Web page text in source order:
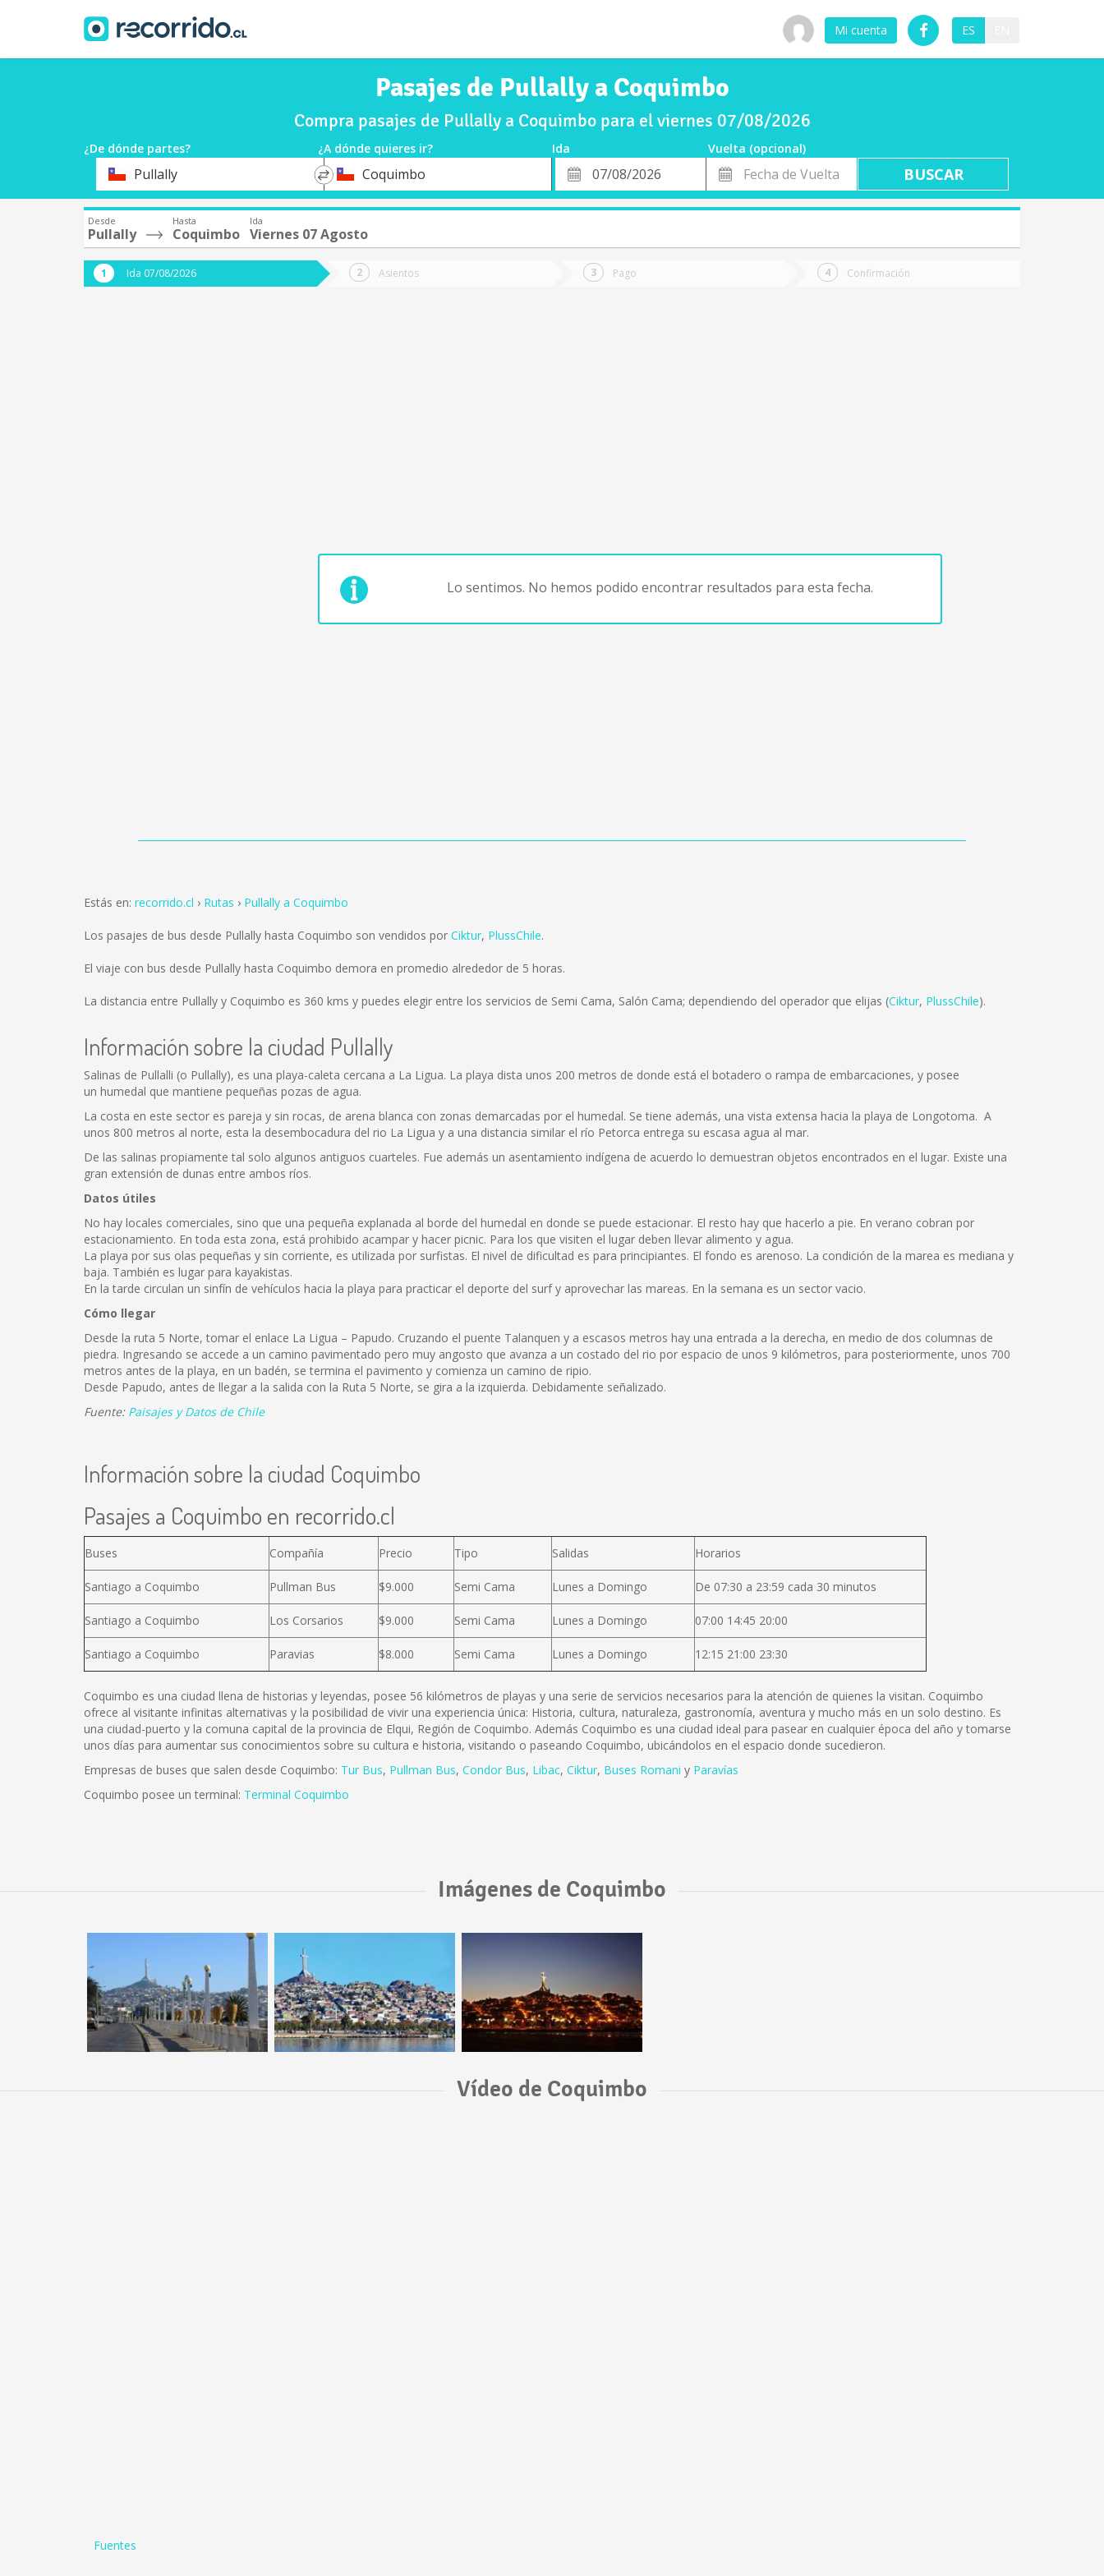
Mi cuenta ES
Pasajes de Pullally a Coquimbo
Compra pasajes de Pullally a Coquimbo para el viernes 07/08/2026
¿De dónde partes? ¿A dónde quieres ir? Ida
Vuelta (opcional)
OrigenPullally
*
DestinoCoquimbo
Fecha
de
Fecha
de
Vuelta
Desde
Pullally
Hasta
Coquimbo
Ida
Viernes 07 Agosto
Ida 07/08/2026 Asientos Pago Confirmación
Lo sentimos. No hemos podido encontrar resultados para esta fecha.
Estás en: recorrido.cl Rutas Pullally a Coquimbo
Los pasajes de bus desde Pullally hasta Coquimbo son vendidos por Ciktur, PlussChile.
El viaje con bus desde Pullally hasta Coquimbo demora en promedio alrededor de 5 horas.
La distancia entre Pullally y Coquimbo es 360 kms y puedes elegir entre los servicios de Semi Cama, Salón Cama; dependiendo del operador que elijas (Ciktur, PlussChile).
Información sobre la ciudad Pullally
Salinas de Pullalli (o Pullally), es una playa-caleta cercana a La Ligua. La playa dista unos 200 metros de donde está el botadero o rampa de embarcaciones, y posee
un humedal que mantiene pequeñas pozas de agua.
La costa en este sector es pareja y sin rocas, de arena blanca con zonas demarcadas por el humedal. Se tiene además, una vista extensa hacia la playa de Longotoma. A
unos 800 metros al norte, esta la desembocadura del rio La Ligua y a una distancia similar el río Petorca entrega su escasa agua al mar.
De las salinas propiamente tal solo algunos antiguos cuarteles. Fue además un asentamiento indígena de acuerdo lo demuestran objetos encontrados en el lugar. Existe una
gran extensión de dunas entre ambos ríos.
Datos útiles
No hay locales comerciales, sino que una pequeña explanada al borde del humedal en donde se puede estacionar. El resto hay que hacerlo a pie. En verano cobran por
estacionamiento. En toda esta zona, está prohibido acampar y hacer picnic. Para los que visiten el lugar deben llevar alimento y agua.
La playa por sus olas pequeñas y sin corriente, es utilizada por surfistas. El nivel de dificultad es para principiantes. El fondo es arenoso. La condición de la marea es mediana y
baja. También es lugar para kayakistas.
En la tarde circulan un sinfín de vehículos hacia la playa para practicar el deporte del surf y aprovechar las mareas. En la semana es un sector vacio.
Cómo llegar
Desde la ruta 5 Norte, tomar el enlace La Ligua – Papudo. Cruzando el puente Talanquen y a escasos metros hay una entrada a la derecha, en medio de dos columnas de
piedra. Ingresando se accede a un camino pavimentado pero muy angosto que avanza a un costado del rio por espacio de unos 9 kilómetros, para posteriormente, unos 700
metros antes de la playa, en un badén, se termina el pavimento y comienza un camino de ripio.
Desde Papudo, antes de llegar a la salida con la Ruta 5 Norte, se gira a la izquierda. Debidamente señalizado.
Fuente: Paisajes y Datos de Chile
Información sobre la ciudad Coquimbo
Pasajes a Coquimbo en recorrido.cl
Buses Compañía Precio Tipo Salidas Horarios
Santiago a Coquimbo Pullman Bus $9.000 Semi Cama Lunes a Domingo De 07:30 a 23:59 cada 30 minutos
Santiago a Coquimbo Los Corsarios $9.000 Semi Cama Lunes a Domingo 07:00 14:45 20:00
Santiago a Coquimbo Paravias $8.000 Semi Cama Lunes a Domingo 12:15 21:00 23:30
Coquimbo es una ciudad llena de historias y leyendas, posee 56 kilómetros de playas y una serie de servicios necesarios para la atención de quienes la visitan. Coquimbo
ofrece al visitante infinitas alternativas y la posibilidad de vivir una experiencia única: Historia, cultura, naturaleza, gastronomía, aventura y mucho más en un solo destino. Es
una ciudad-puerto y la comuna capital de la provincia de Elqui, Región de Coquimbo. Además Coquimbo es una ciudad ideal para pasear en cualquier época del año y tomarse
unos días para aumentar sus conocimientos sobre su cultura e historia, visitando o paseando Coquimbo, ubicándolos en el espacio donde sucedieron.
Empresas de buses que salen desde Coquimbo: Tur Bus, Pullman Bus, Condor Bus, Libac, Ciktur, Buses Romani y Paravías
Coquimbo posee un terminal: Terminal Coquimbo
Imágenes de Coquimbo
Vídeo de Coquimbo
Fuentes